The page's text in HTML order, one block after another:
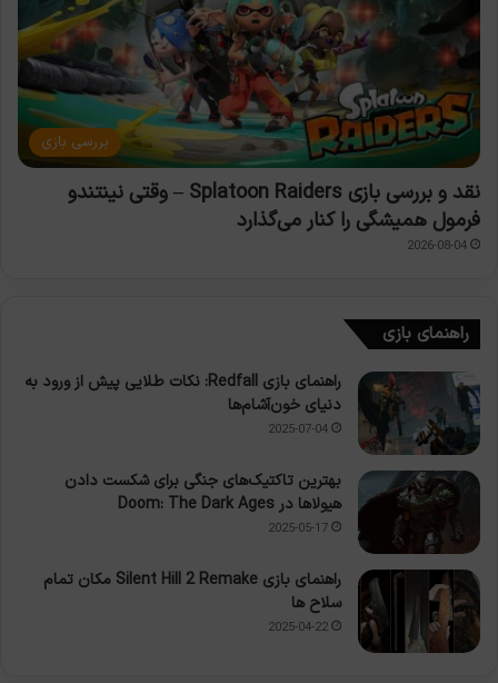
بررسی بازی
نقد و بررسی بازی Splatoon Raiders – وقتی نینتندو
فرمول همیشگی را کنار می‌گذارد
2026-08-04
راهنمای بازی
راهنمای بازی Redfall: نکات طلایی پیش از ورود به
دنیای خون‌آشام‌ها
2025-07-04
بهترین تاکتیک‌های جنگی برای شکست دادن
هیولاها در Doom: The Dark Ages
2025-05-17
راهنمای بازی Silent Hill 2 Remake مکان تمام
سلاح ها
2025-04-22